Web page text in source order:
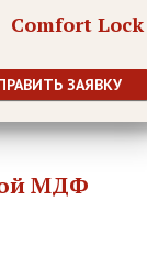
Comfort Lock
ЗАЯВКУ
МДФ